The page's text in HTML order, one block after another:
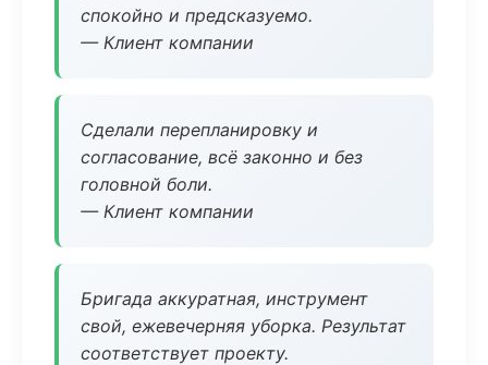
спокойно и предсказуемо.
— Клиент компании
Сделали перепланировку и
согласование, всё законно и без
головной боли.
— Клиент компании
Бригада аккуратная, инструмент
свой, ежевечерняя уборка. Результат
соответствует проекту.